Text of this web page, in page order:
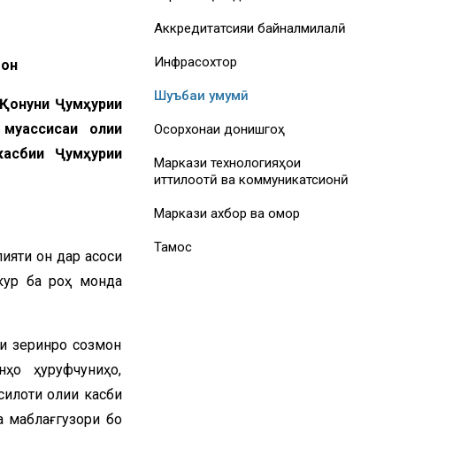
Ҷумҳурии
олии
Ҷумҳурии
он дар асоси
ба роҳ монда
зеринро созмон
ҳуруфчуниҳо,
олии касби
бо
Аккредитатсияи байналмилалӣ
Инфрасохтор
Шуъбаи умумӣ
Осорхонаи донишгоҳ
Маркази технологияҳои
иттилоотӣ ва коммуникатсионӣ
Маркази ахбор ва омор
Тамос